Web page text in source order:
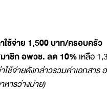
ใช้จ่าย 1,500 บาท/ครอบครัว
าชิก อพวช. ลด 10%เหลือ
ใช้จ่ายดังกล่าวรวมค่าเอกสาร
หารว่างบ่าย)